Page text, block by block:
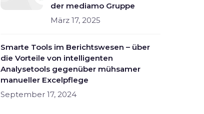
der mediamo Gruppe
März 17, 2025
Smarte Tools im Berichtswesen – über
die Vorteile von intelligenten
Analysetools gegenüber mühsamer
manueller Excelpflege
September 17, 2024